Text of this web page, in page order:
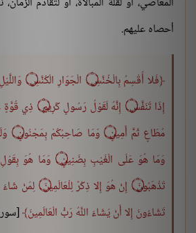
أحصاه عليهم.
تَشَاءُونَ إِلا أَنْ يَشَاءَ اللَّهُ رَبُّ الْعَالَمِينَ [سورة